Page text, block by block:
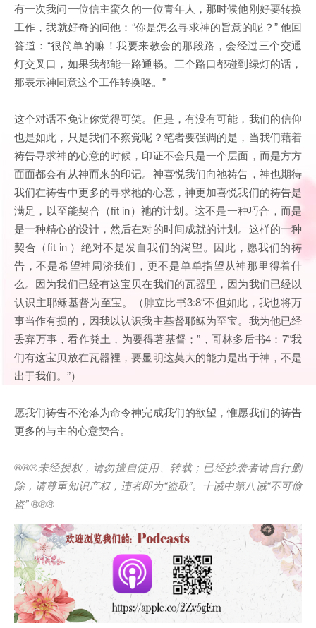
有一次我问一位信主蛮久的一位青年人，那时候他刚好要转换
工作，我就好奇的问他：“你是怎么寻求神的旨意的呢？” 他回
答道：“很简单的嘛！我要来教会的那段路，会经过三个交通
灯交叉口，如果我都能一路通畅。三个路口都碰到绿灯的话，
那表示神同意这个工作转换咯。”
这个对话不免让你觉得可笑。但是，有没有可能，我们的信仰
也是如此，只是我们不察觉呢？笔者要强调的是，当我们藉着
祷告寻求神的心意的时候，印证不会只是一个层面，而是方方
面面都会有从神而来的印记。神喜悦我们向祂祷告，神也期待
我们在祷告中更多的寻求祂的心意，神更加喜悦我们的祷告是
满足，以至能契合（fit in）祂的计划。这不是一种巧合，而是
是一种精心的设计，然后在对的时间成就的计划。这样的一种
契合（fit in ）绝对不是发自我们的渴望。因此，愿我们的祷
告，不是希望神周济我们，更不是单单指望从神那里得着什
么。因为我们已经有这宝贝在我们的瓦器里，因为我们已经以
认识主耶稣基督为至宝。（腓立比书3:8“不但如此，我也将万
事当作有损的，因我以认识我主基督耶稣为至宝。我为他已经
丢弃万事，看作粪土，为要得著基督；”，哥林多后书4：7“我
们有这宝贝放在瓦器裡，要显明这莫大的能力是出于神，不是
出于我们。”）
愿我们祷告不沦落为命令神完成我们的欲望，惟愿我们的祷告
更多的与主的心意契合。
®®®未经授权，请勿擅自使用、转载；已经抄袭者请自行删
除，请尊重知识产权，违者即为“盗取”。十诫中第八诫“不可偷
盗” ®®®